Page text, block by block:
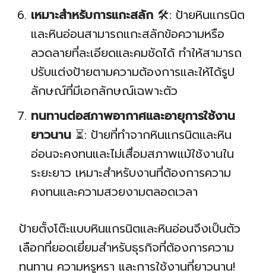
เหมาะสำหรับการแกะสลัก 🛠️: ป้ายหินแกรนิต
และหินอ่อนสามารถแกะสลักข้อความหรือ
ลวดลายที่ละเอียดและคมชัดได้ ทำให้สามารถ
ปรับแต่งป้ายตามความต้องการและให้ได้รูป
ลักษณ์ที่มีเอกลักษณ์เฉพาะตัว
ทนทานต่อสภาพอากาศและอายุการใช้งาน
ยาวนาน ⏳: ป้ายที่ทำจากหินแกรนิตและหิน
อ่อนจะคงทนและไม่เสื่อมสภาพแม้ใช้งานใน
ระยะยาว เหมาะสำหรับงานที่ต้องการความ
คงทนและความสวยงามตลอดเวลา
ป้ายตั้งโต๊ะแบบหินแกรนิตและหินอ่อนจึงเป็นตัว
เลือกที่ยอดเยี่ยมสำหรับธุรกิจที่ต้องการความ
ทนทาน ความหรูหรา และการใช้งานที่ยาวนาน!